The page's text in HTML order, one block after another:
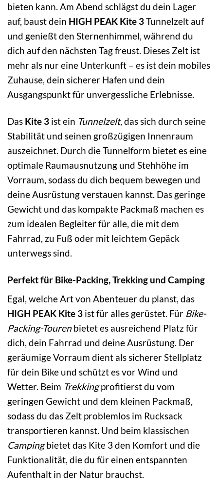
bieten kann. Am Abend schlägst du dein Lager
auf, baust dein HIGH PEAK Kite 3Tunnelzelt auf
und genießt den Sternenhimmel, während du
dich auf den nächsten Tag freust. Dieses Zelt ist
mehr als nur eine Unterkunft – es ist dein mobiles
Zuhause, dein sicherer Hafen und dein
Ausgangspunkt für unvergessliche Erlebnisse.
Das Kite 3 ist ein Tunnelzelt, das sich durch seine
Stabilität und seinen großzügigen Innenraum
auszeichnet. Durch die Tunnelform bietet es eine
optimale Raumausnutzung und Stehhöhe im
Vorraum, sodass du dich bequem bewegen und
deine Ausrüstung verstauen kannst. Das geringe
Gewicht und das kompakte Packmaß machen es
zum idealen Begleiter für alle, die mit dem
Fahrrad, zu Fuß oder mit leichtem Gepäck
unterwegs sind.
Perfekt für Bike-Packing, Trekking und Camping
Egal, welche Art von Abenteuer du planst, das
HIGH PEAK Kite 3 ist für alles gerüstet. Für Bike-
Packing-Tourenbietet es ausreichend Platz für
dich, dein Fahrrad und deine Ausrüstung. Der
geräumige Vorraum dient als sicherer Stellplatz
für dein Bike und schützt es vor Wind und
Wetter. Beim Trekkingprofitierst du vom
geringen Gewicht und dem kleinen Packmaß,
sodass du das Zelt problemlos im Rucksack
transportieren kannst. Und beim klassischen
Campingbietet das Kite 3 den Komfort und die
Funktionalität, die du für einen entspannten
Aufenthalt in der Natur brauchst.